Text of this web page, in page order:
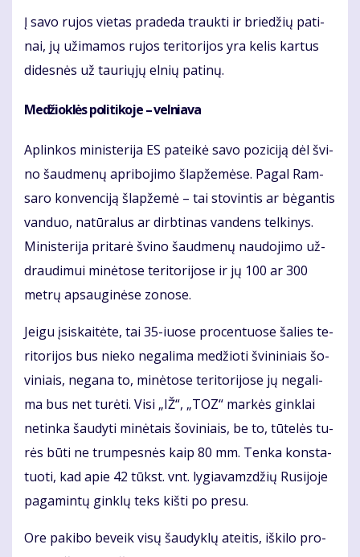
Į sa­vo ru­jos vie­tas pra­de­da trauk­ti ir brie­džių pa­ti­
nai, jų už­ima­mos ru­jos te­ri­to­ri­jos yra ke­lis kar­tus
di­des­nės už tau­rių­jų el­nių pa­ti­nų.
Me­džiok­lės po­li­ti­ko­je – vel­nia­va
Ap­lin­kos mi­nis­te­ri­ja ES pa­tei­kė sa­vo po­zi­ci­ją dėl švi­
no šaud­me­nų ap­ri­bo­ji­mo šlap­že­mė­se. Pa­gal Ram­
sa­ro kon­ven­ci­ją šlap­že­mė – tai sto­vin­tis ar bė­gan­tis
van­duo, na­tū­ra­lus ar dirb­ti­nas van­dens tel­ki­nys.
Mi­nis­te­ri­ja pri­ta­rė švi­no šaud­me­nų nau­do­ji­mo už­
drau­di­mui mi­nė­to­se te­ri­to­ri­jo­se ir jų 100 ar 300
met­rų ap­sau­gi­nė­se zo­no­se.
Jei­gu įsi­skai­tė­te, tai 35-iuo­se pro­cen­tuo­se ša­lies te­
ri­to­ri­jos bus nie­ko ne­ga­li­ma me­džio­ti švi­ni­niais šo­
vi­niais, ne­ga­na to, mi­nė­to­se te­ri­to­ri­jo­se jų ne­ga­li­
ma bus net tu­rė­ti. Vi­si „IŽ“, „TOZ“ mar­kės gin­klai
ne­tin­ka šau­dy­ti mi­nė­tais šo­vi­niais, be to, tū­te­lės tu­
rės bū­ti ne trum­pes­nės kaip 80 mm. Ten­ka kon­sta­
tuo­ti, kad apie 42 tūkst. vnt. ly­gia­vamz­džių Ru­si­jo­je
pa­ga­min­tų gin­klų teks kiš­ti po pre­su.
Ore pa­ki­bo be­veik vi­sų šau­dyk­lų at­ei­tis, iš­ki­lo pro­